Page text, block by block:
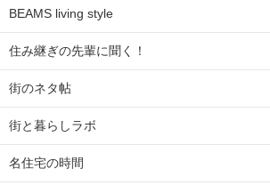
BEAMS living style
住み継ぎの先輩に聞く！
街のネタ帖
街と暮らしラボ
名住宅の時間